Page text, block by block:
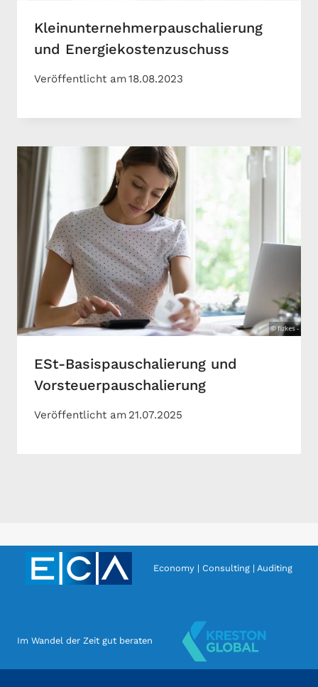
Kleinunternehmerpauschalierung
und Energiekostenzuschuss
Veröffentlicht am18.08.2023
ESt-Basispauschalierung und
Vorsteuerpauschalierung
Veröffentlicht am 21.07.2025
Economy | Consulting | Auditing
Im Wandel der Zeit gut beraten